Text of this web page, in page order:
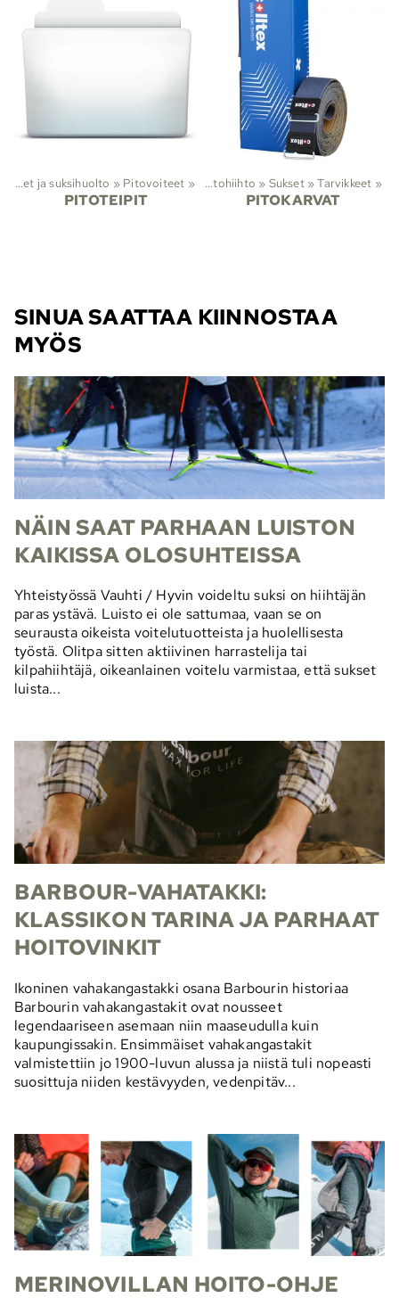
Suksivoiteet ja suksihuolto ‪» Pitovoiteet ‪»
PITOTEIPIT
Lajit‪»Hiihto‪» Maastohiihto ‪» Sukset ‪»Tarvikkeet ‪»
PITOKARVAT
SINUA SAATTAA KIINNOSTAA
MYÖS
NÄIN SAAT PARHAAN LUISTON
KAIKISSA OLOSUHTEISSA
Yhteistyössä Vauhti / Hyvin voideltu suksi on hiihtäjän
paras ystävä. Luisto ei ole sattumaa, vaan se on
seurausta oikeista voitelutuotteista ja huolellisesta
työstä. Olitpa sitten aktiivinen harrastelija tai
kilpahiihtäjä, oikeanlainen voitelu varmistaa, että sukset
luista...
BARBOUR-VAHATAKKI:
KLASSIKON TARINA JA PARHAAT
HOITOVINKIT
Ikoninen vahakangastakki osana Barbourin historiaa
Barbourin vahakangastakit ovat nousseet
legendaariseen asemaan niin maaseudulla kuin
kaupungissakin. Ensimmäiset vahakangastakit
valmistettiin jo 1900-luvun alussa ja niistä tuli nopeasti
suosittuja niiden kestävyyden, vedenpitäv...
MERINOVILLAN HOITO-OHJE